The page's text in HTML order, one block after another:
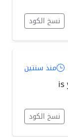
نسخ الكود
منذ سنتين
نسخ الكود